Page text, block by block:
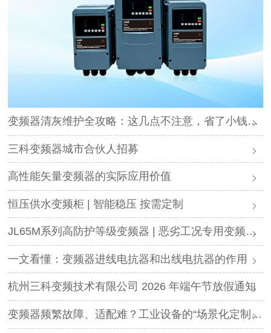
变频器清灰维护全攻略：这几点不注意，省了小钱却可能毁了设备
三科变频器城市合伙人招募
高性能矢量变频器的实际应用价值
恒压供水变频柜 | 智能稳压 按需定制
JL65M系列高防护等级变频器 | 恶劣工况专用变频解决方案
一文看懂：变频器进线电抗器和出线电抗器的作用
杭州三科变频技术有限公司 2026 年端午节放假通知
变频器频繁故障、适配难？工业设备的“场景化定制”，才是破局关键